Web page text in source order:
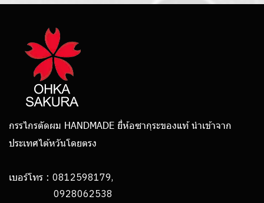
กรรไกรตัดผม HANDMADE ยี่ห้อซากุระของแท้ นำเข้าจาก
ประเทศไต้หวันโดยตรง
เบอร์โทร : 0812598179,
0928062538